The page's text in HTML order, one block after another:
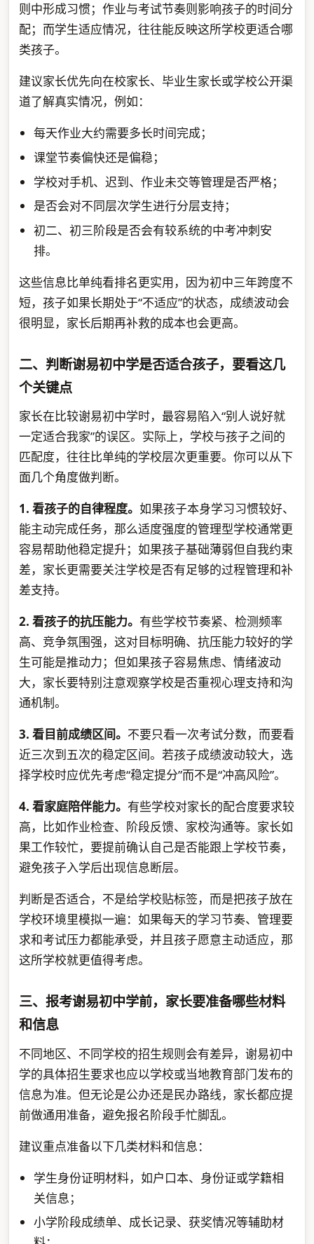
则中形成习惯；作业与考试节奏则影响孩子的时间分
配；而学生适应情况，往往能反映这所学校更适合哪
类孩子。
建议家长优先向在校家长、毕业生家长或学校公开渠
道了解真实情况，例如：
每天作业大约需要多长时间完成；
课堂节奏偏快还是偏稳；
学校对手机、迟到、作业未交等管理是否严格；
是否会对不同层次学生进行分层支持；
初二、初三阶段是否会有较系统的中考冲刺安
排。
这些信息比单纯看排名更实用，因为初中三年跨度不
短，孩子如果长期处于“不适应”的状态，成绩波动会
很明显，家长后期再补救的成本也会更高。
二、判断谢易初中学是否适合孩子，要看这几
个关键点
家长在比较谢易初中学时，最容易陷入“别人说好就
一定适合我家”的误区。实际上，学校与孩子之间的
匹配度，往往比单纯的学校层次更重要。你可以从下
面几个角度做判断。
1. 看孩子的自律程度。 如果孩子本身学习习惯较好、
能主动完成任务，那么适度强度的管理型学校通常更
容易帮助他稳定提升；如果孩子基础薄弱但自我约束
差，家长更需要关注学校是否有足够的过程管理和补
差支持。
2. 看孩子的抗压能力。 有些学校节奏紧、检测频率
高、竞争氛围强，这对目标明确、抗压能力较好的学
生可能是推动力；但如果孩子容易焦虑、情绪波动
大，家长要特别注意观察学校是否重视心理支持和沟
通机制。
3. 看目前成绩区间。 不要只看一次考试分数，而要看
近三次到五次的稳定区间。若孩子成绩波动较大，选
择学校时应优先考虑“稳定提分”而不是“冲高风险”。
4. 看家庭陪伴能力。 有些学校对家长的配合度要求较
高，比如作业检查、阶段反馈、家校沟通等。家长如
果工作较忙，要提前确认自己是否能跟上学校节奏，
避免孩子入学后出现信息断层。
判断是否适合，不是给学校贴标签，而是把孩子放在
学校环境里模拟一遍：如果每天的学习节奏、管理要
求和考试压力都能承受，并且孩子愿意主动适应，那
这所学校就更值得考虑。
三、报考谢易初中学前，家长要准备哪些材料
和信息
不同地区、不同学校的招生规则会有差异，谢易初中
学的具体招生要求也应以学校或当地教育部门发布的
信息为准。但无论是公办还是民办路线，家长都应提
前做通用准备，避免报名阶段手忙脚乱。
建议重点准备以下几类材料和信息：
学生身份证明材料，如户口本、身份证或学籍相
关信息；
小学阶段成绩单、成长记录、获奖情况等辅助材